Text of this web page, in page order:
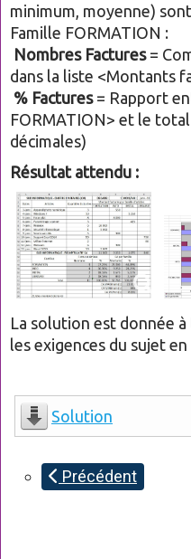
minimum, moyenne)
Famille FORMATION :
Nombres Factures=
dans la liste <Montants
% Factures= Rapport
FORMATION> et le
décimales)
Résultat attendu :
La solution est donnée
les exigences du sujet
Solution
Précédent